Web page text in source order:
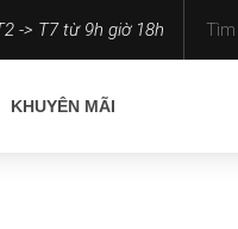
-> T7 từ 9h giờ 18h
KHUYÊN MÃI